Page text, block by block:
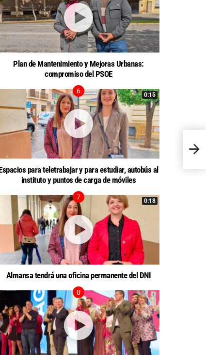
Plan de Mantenimiento y Mejoras Urbanas:
compromiso del PSOE
0:15
para teletrabajar y para estudiar, autobús al
instituto y puntos de carga de móviles
0:18
Almansa tendrá una oficina permanente del DNI